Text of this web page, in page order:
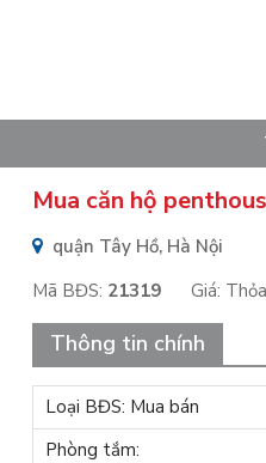
Mua căn hộ
quận Tây Hồ, Hà Nội
Mã BĐS: 21319 Giá:
Thông tin chính
Loại BĐS: Mua bán
Phòng tắm: